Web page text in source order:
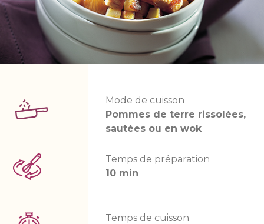
Mode de cuisson
Pommes de terre rissolées,
sautées ou en wok
Temps de préparation
10 min
Temps de cuisson